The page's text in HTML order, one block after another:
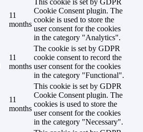
11
months
This cookie is set by GDPR
Cookie Consent plugin. The
cookie is used to store the
user consent for the cookies
in the category "Analytics".
11
months
The cookie is set by GDPR
cookie consent to record the
user consent for the cookies
in the category "Functional".
11
months
This cookie is set by GDPR
Cookie Consent plugin. The
cookies is used to store the
user consent for the cookies
in the category "Necessary".